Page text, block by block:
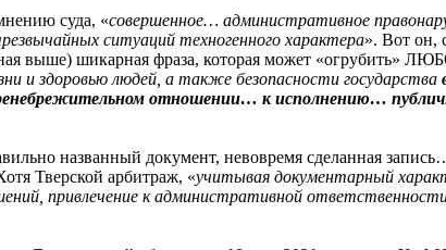
суда, «совершенное… административное
ситуаций техногенного характера». Вот он,
выше) шикарная фраза, которая может «огрубить»
и здоровью людей, а также безопасности государства
отношении… к исполнению…
названный документ, невовремя сделанная
Тверской арбитраж, «учитывая документарный
привлечение к административной